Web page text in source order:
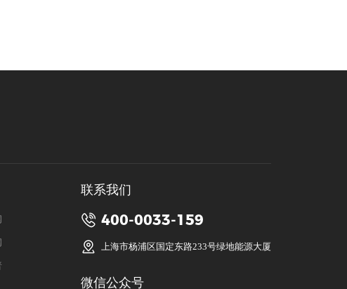
线上图书馆
联系我们
400-0033-159
上海市杨浦区国定东路233号绿地能源大厦
微信公众号